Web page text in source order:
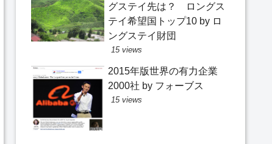
グステイ先は？ ロングス
テイ希望国トップ10 by ロ
ングステイ財団
15 views
2015年版世界の有力企業
2000社 by フォーブス
15 views